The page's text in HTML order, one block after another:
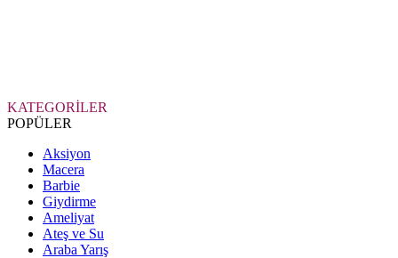
KATEGORİLER
POPÜLER
Aksiyon
Macera
Barbie
Giydirme
Ameliyat
Ateş ve Su
Araba Yarış